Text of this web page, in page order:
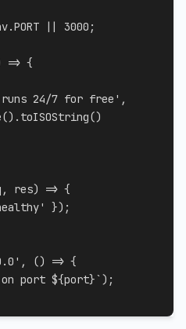
.PORT || 3000 ;
=> {
runs 24/7 for free' ,
() . toISOString()
, res) => {
}) ;
, () => {
on port ${port}`) ;